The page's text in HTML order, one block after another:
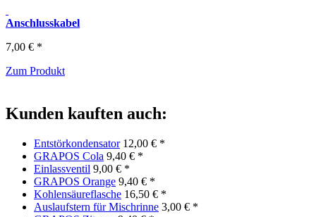
Anschlusskabel
7,00 € *
Zum Produkt
Kunden kauften auch:
Entstörkondensator 12,00 € *
GRAPOS Cola 9,40 € *
Einlassventil 9,00 € *
GRAPOS Orange 9,40 € *
Kohlensäureflasche 16,50 € *
Auslaufstern für Mischrinne 3,00 € *